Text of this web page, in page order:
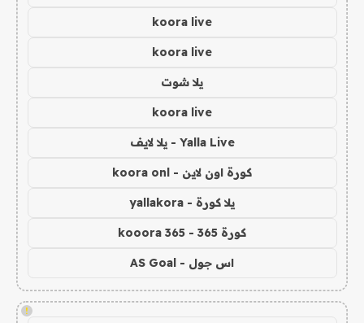
koora live
koora live
يلا شوت
koora live
Yalla Live - يلا لايف
كورة اون لاين - koora onl
يلا كورة - yallakora
كورة 365 - kooora 365
اس جول - AS Goal
!